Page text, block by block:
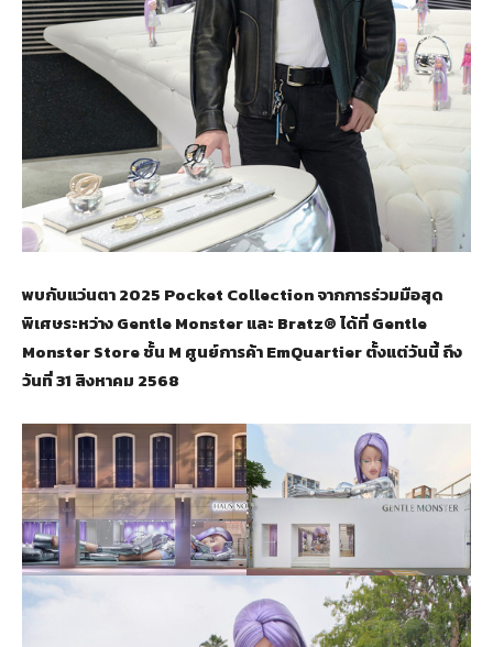
พบกับแว่นตา 2025 Pocket Collection จากการร่วมมือสุด
พิเศษระหว่าง Gentle Monster และ Bratz® ได้ที่Gentle
Monster Storeชั้น M ศูนย์การค้าEmQuartier ตั้งแต่วันนี้ ถึง
วันที่ 31 สิงหาคม 2568